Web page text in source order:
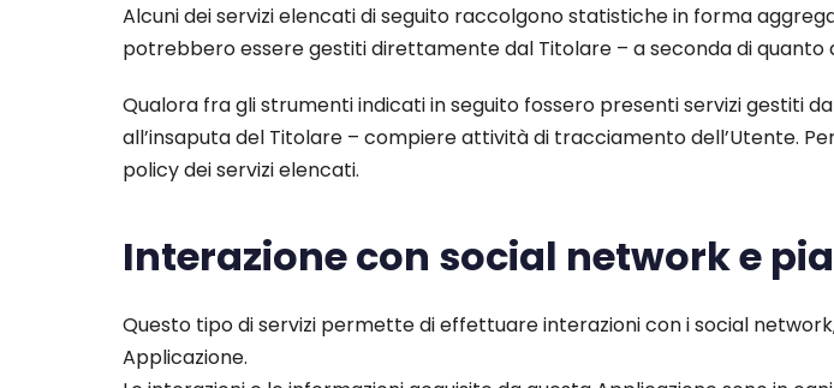
Alcuni dei servizi elencati di seguito raccolgono statistiche in forma
potrebbero essere gestiti direttamente dal Titolare – a seconda di quanto
Qualora fra gli strumenti indicati in seguito fossero presenti servizi gestiti
all’insaputa del Titolare – compiere attività di tracciamento dell’Utente.
policy dei servizi elencati.
Interazione con social network e
Questo tipo di servizi permette di effettuare interazioni con i social
Applicazione.